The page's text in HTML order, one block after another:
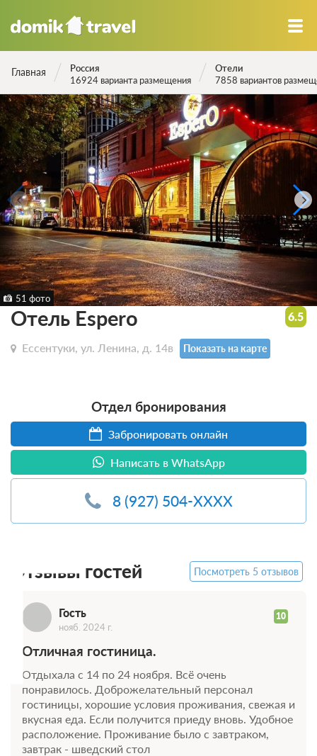
Главная
Россия
16924 варианта размещения
Отели
7858 вариантов
51 фото
Отель Espero
Ессентуки, ул. Ленина, д. 14в Показать на карте
Отдел бронирования
Забронировать онлайн
Написать в WhatsApp
8 (927) 504-XXXX
6.5
Отзывы гостей Посмотреть 5 отзывов
Гость 10
нояб. 2024 г.
Отличная гостиница.
Отдыхала с 14 по 24 ноября. Всё очень
понравилось. Доброжелательный персонал
гостиницы, хорошие условия проживания, свежая и
вкусная еда. Если получится приеду вновь. Удобное
расположение. Проживание было с завтраком,
завтрак - шведский стол